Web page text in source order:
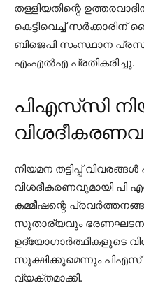
തള്ളിയതിന്റെ
കെട്ടിവെച്ച്
ബിജെപി സംസ്ഥാന
എംഎൽഎ പ്രതികരിച്ചു.
പിഎസ്‌സി
നിയമന തട്ടിപ്പ്
വിശദീകരണവുമായി പി
കമ്മീഷന്റെ
സുതാര്യവും
ഉദ്യോഗാർത്ഥികളുടെ
സൂക്ഷിക്കുമെന്നും പിഎസ്
വ്യക്തമാക്കി.